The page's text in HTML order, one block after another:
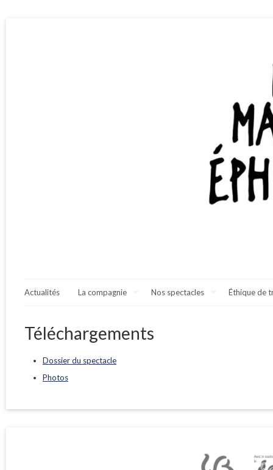
Actualités La compagnie Nos spectacles Éthique de
Téléchargements
Dossier du spectacle
Photos